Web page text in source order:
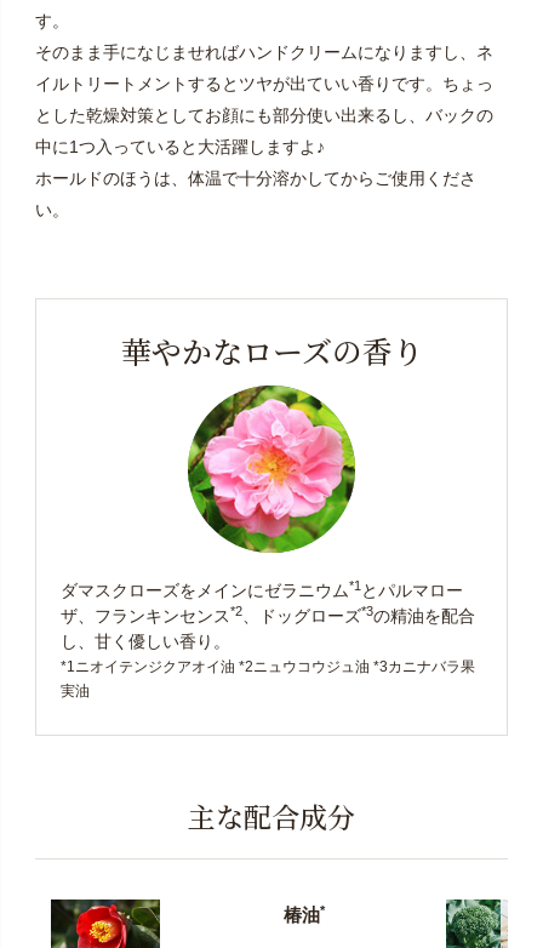
す。
そのまま手になじませればハンドクリームになりますし、ネ
イルトリートメントするとツヤが出ていい香りです。ちょっ
とした乾燥対策としてお顔にも部分使い出来るし、バックの
中に1つ入っていると大活躍しますよ♪
ホールドのほうは、体温で十分溶かしてからご使用くださ
い。
華やかなローズの香り
ダマスクローズをメインにゼラニウム*1とパルマロー
ザ、フランキンセンス*2、ドッグローズ*3の精油を配合
し、甘く優しい香り。
*1ニオイテンジクアオイ油 *2ニュウコウジュ油 *3カニナバラ果
実油
主な配合成分
椿油*